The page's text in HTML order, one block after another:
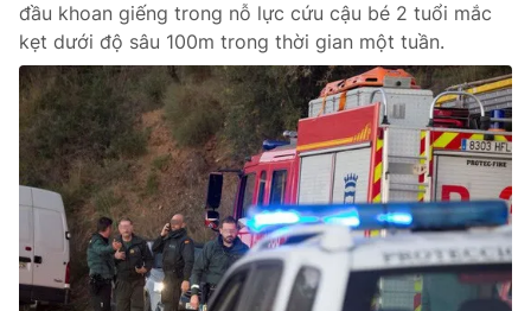
đầu khoan giếng trong nỗ lực cứu cậu bé 2 tuổi mắc
kẹt dưới độ sâu 100m trong thời gian một tuần.